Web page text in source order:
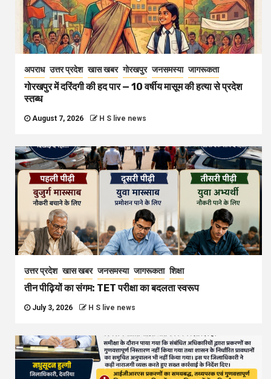
अपराध उत्तर प्रदेश खास खबर गोरखपुर जनसमस्या जागरूकता
गोरखपुर में दरिंदगी की हद पार — 10 वर्षीय मासूम की हत्या से प्रदेश
स्तब्ध
August 7, 2026 H S live news
उत्तर प्रदेश खास खबर जनसमस्या जागरूकता शिक्षा
तीन पीढ़ियों का संगम: TET परीक्षा का बदलता स्वरूप
July 3, 2026 H S live news